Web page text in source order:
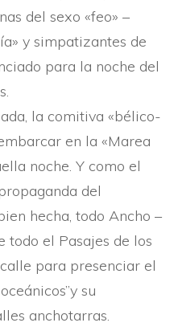
del sexo «feo» –
y simpatizantes de
para la noche del
la comitiva «bélico-
en la «Marea
noche. Y como el
del
hecha, todo Ancho –
todo el Pasajes de los
para presenciar el
su
anchotarras.